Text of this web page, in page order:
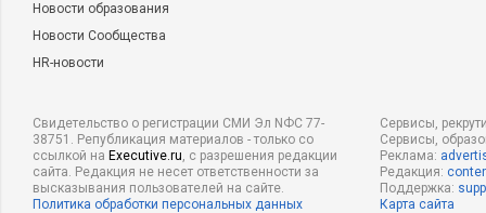
Новости образования
Новости Сообщества
HR-новости
Свидетельство о регистрации СМИ Эл NФС 77-
38751. Републикация материалов - только со
ссылкой на Executive.ru, с разрешения редакции
сайта. Редакция не несет ответственности за
высказывания пользователей на сайте.
Политика обработки персональных данных
Сервисы,
Сервисы,
Реклама:
Редакция:
Поддержка:
Карта сайта